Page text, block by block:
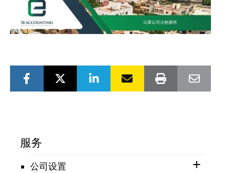
服务
公司设置